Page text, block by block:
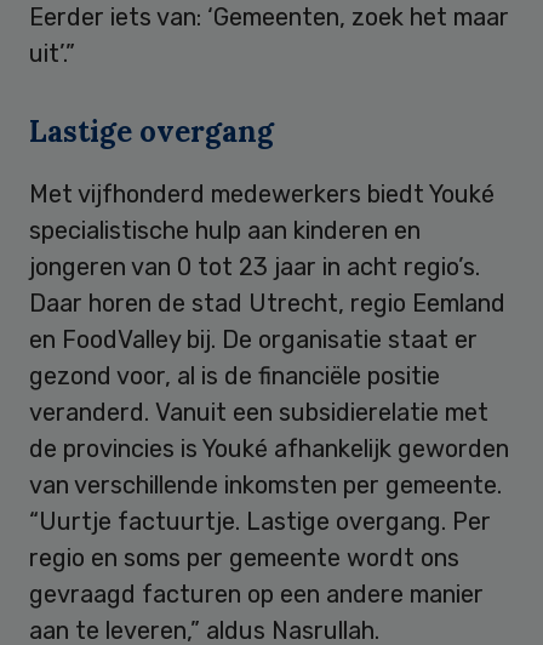
Eerder iets van: ‘Gemeenten, zoek het maar
uit’.”
Lastige overgang
Met vijfhonderd medewerkers biedt Youké
specialistische hulp aan kinderen en
jongeren van 0 tot 23 jaar in acht regio’s.
Daar horen de stad Utrecht, regio Eemland
en FoodValley bij. De organisatie staat er
gezond voor, al is de financiële positie
veranderd. Vanuit een subsidierelatie met
de provincies is Youké afhankelijk geworden
van verschillende inkomsten per gemeente.
“Uurtje factuurtje. Lastige overgang. Per
regio en soms per gemeente wordt ons
gevraagd facturen op een andere manier
aan te leveren,” aldus Nasrullah.